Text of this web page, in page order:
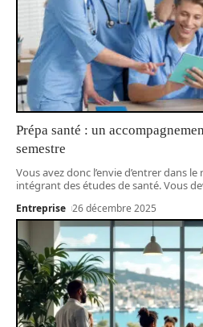
Prépa santé : un
semestre
Vous avez donc l’envie d’entrer dans
intégrant des études de santé. Vous
Entreprise 26 décembre 2025